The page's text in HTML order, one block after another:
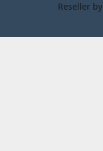
Reseller by